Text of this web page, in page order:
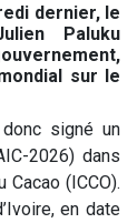
dernier, le
Paluku
sur le
signé un
2026) dans
Cacao (ICCO).
en date